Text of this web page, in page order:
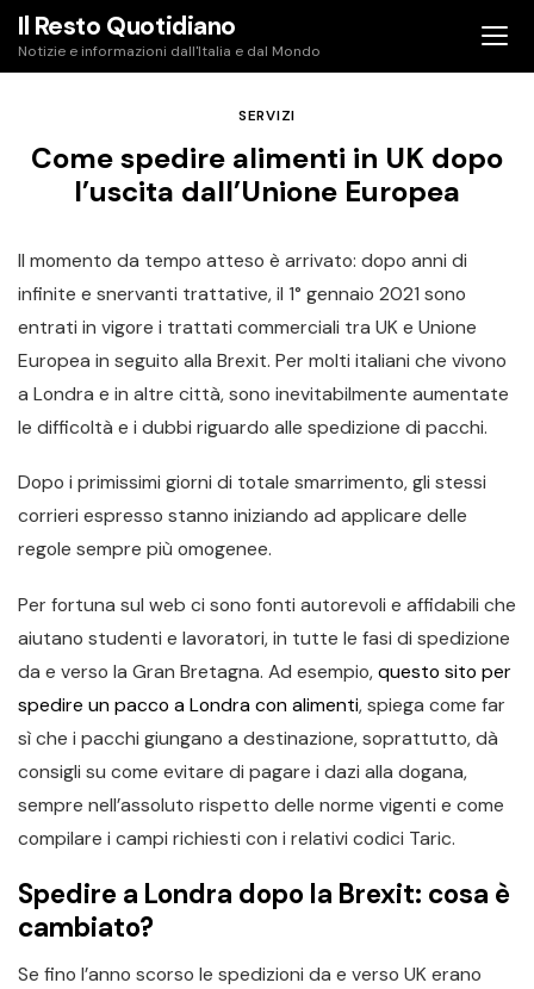
Skip
content
Il Resto Quotidiano
Notizie e informazioni dall'Italia e dal Mondo
SERVIZI
Come spedire alimenti in UK dopo
l’uscita dall’Unione Europea
Il momento da tempo atteso è arrivato: dopo anni di
infinite e snervanti trattative, il 1° gennaio 2021 sono
entrati in vigore i trattati commerciali tra UK e Unione
Europea in seguito alla Brexit. Per molti italiani che vivono
a Londra e in altre città, sono inevitabilmente aumentate
le difficoltà e i dubbi riguardo alle spedizione di pacchi.
Dopo i primissimi giorni di totale smarrimento, gli stessi
corrieri espresso stanno iniziando ad applicare delle
regole sempre più omogenee.
Per fortuna sul web ci sono fonti autorevoli e affidabili che
aiutano studenti e lavoratori, in tutte le fasi di spedizione
da e verso la Gran Bretagna. Ad esempio,questo sito per
spedire un pacco a Londra con alimenti, spiega come far
sì che i pacchi giungano a destinazione, soprattutto, dà
consigli su come evitare di pagare i dazi alla dogana,
sempre nell’assoluto rispetto delle norme vigenti e come
compilare i campi richiesti con i relativi codici Taric.
Spedire a Londra dopo la Brexit: cosa è
cambiato?
Se fino l’anno scorso le spedizioni da e verso UK erano